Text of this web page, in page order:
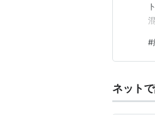
#
ネット